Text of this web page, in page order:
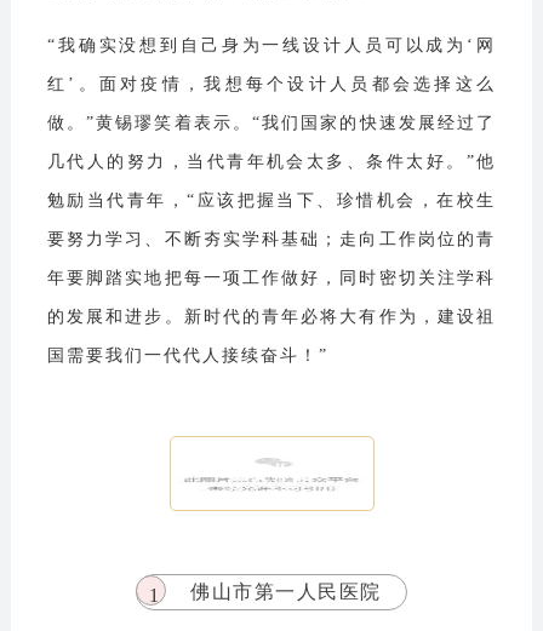
“我确实没想到自己身为一线设计人员可以成为‘网
红’。面对疫情，我想每个设计人员都会选择这么
做。”黄锡璆笑着表示。“我们国家的快速发展经过了
几代人的努力，当代青年机会太多、条件太好。”他
勉励当代青年，“应该把握当下、珍惜机会，在校生
要努力学习、不断夯实学科基础；走向工作岗位的青
年要脚踏实地把每一项工作做好，同时密切关注学科
的发展和进步。新时代的青年必将大有作为，建设祖
国需要我们一代代人接续奋斗！”
主要作品
1 佛山市第一人民医院